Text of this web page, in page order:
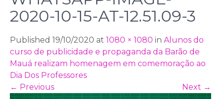
2020-10-15-AT-12.51.09-3
Published 19/10/2020 at 1080 × 1080 in Alunos do
curso de publicidade e propaganda da Barão de
Mauá realizam homenagem em comemoração ao
Dia Dos Professores
← Previous Next →